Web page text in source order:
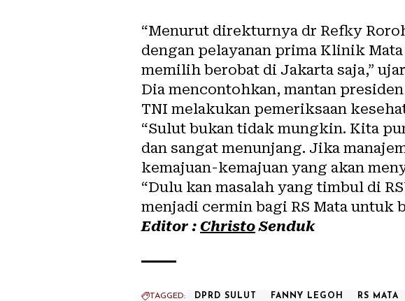
“Menurut direkturnya dr Refky
dengan pelayanan prima Klinik
memilih berobat di Jakarta saja,”
Dia mencontohkan, mantan
TNI melakukan pemeriksaan
“Sulut bukan tidak mungkin. Kita
dan sangat menunjang. Jika
kemajuan-kemajuan yang akan
“Dulu kan masalah yang timbul di
menjadi cermin bagi RS Mata untuk
Editor : ChristoSenduk
TAGGED: DPRD SULUT FANNY LEGOH RS MATA